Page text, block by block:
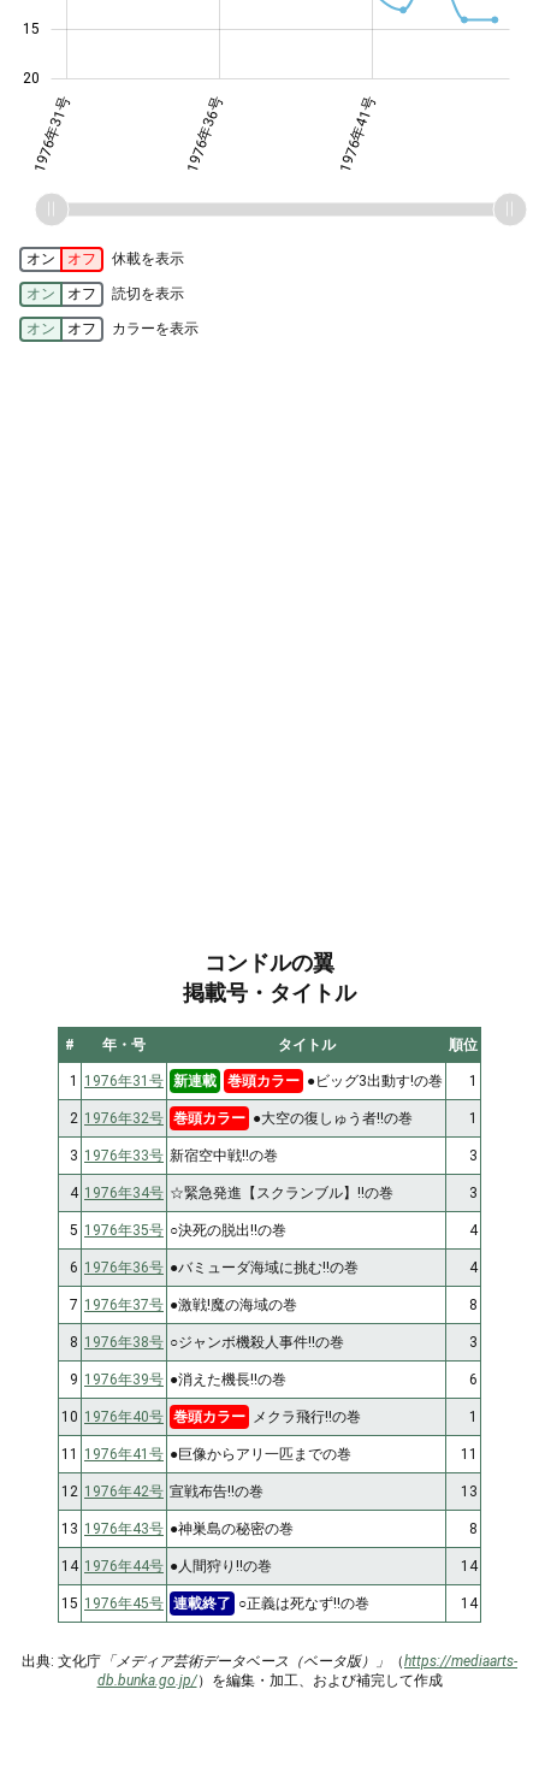
20
15
1976年31号 1976年36号 1976年41号
オン オフ 休載を表示
オン オフ 読切を表示
オン オフ カラーを表示
コンドルの翼
掲載号・タイトル
# 年・号 タイトル 順位
1 1976年31号 新連載 巻頭カラー ●ビッグ3出動す!の巻 1
2 1976年32号 巻頭カラー ●大空の復しゅう者!!の巻 1
3 1976年33号 新宿空中戦!!の巻 3
4 1976年34号 ☆緊急発進【スクランブル】!!の巻 3
5 1976年35号 ○決死の脱出!!の巻 4
6 1976年36号 ●バミューダ海域に挑む!!の巻 4
7 1976年37号 ●激戦!魔の海域の巻 8
8 1976年38号 ○ジャンボ機殺人事件!!の巻 3
9 1976年39号 ●消えた機長!!の巻 6
10 1976年40号 巻頭カラー メクラ飛行!!の巻 1
11 1976年41号 ●巨像からアリ一匹までの巻 11
12 1976年42号 宣戦布告!!の巻 13
13 1976年43号 ●神巣島の秘密の巻 8
14 1976年44号 ●人間狩り!!の巻 14
15 1976年45号 連載終了 ○正義は死なず!!の巻 14
出典: 文化庁 「メディア芸術データベース（ベータ版）」 （https://mediaarts-
db.bunka.go.jp/）を編集・加工、および補完して作成